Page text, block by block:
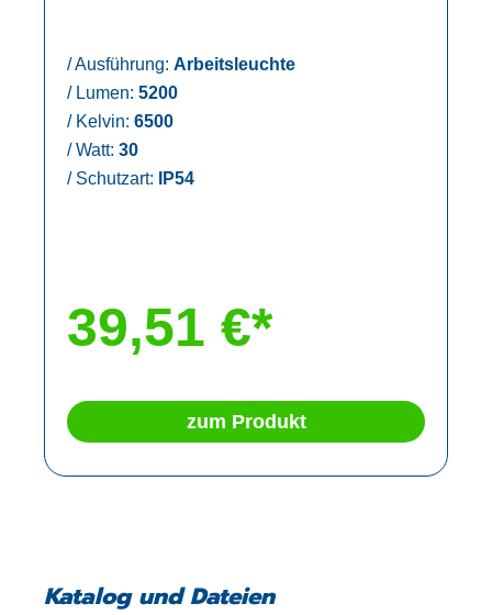
/Ausführung: Arbeitsleuchte
/Lumen: 5200
/Kelvin: 6500
/Watt: 30
/Schutzart: IP54
39,51 €*
zum Produkt
Katalog und Dateien